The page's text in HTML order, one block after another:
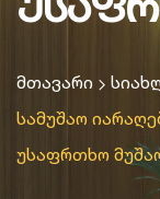
მთავარი
სამუშაო
უსაფრთხო